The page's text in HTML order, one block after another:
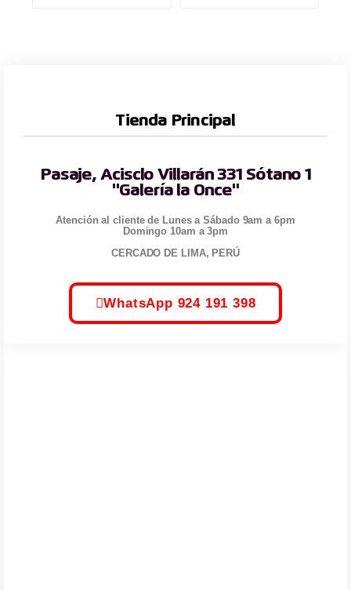
Tienda Principal
Pasaje, Acisclo Villarán 331 Sótano 1
"Galería la Once"
Atención al cliente de Lunes a Sábado 9am a 6pm
Domingo 10am a 3pm
CERCADO DE LIMA, PERÚ
WhatsApp 924 191 398